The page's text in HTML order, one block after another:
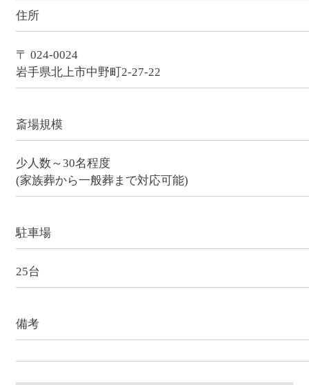
住所
〒 024-0024
岩手県北上市中野町2-27-22
斎場規模
少人数～30名程度
(家族葬から一般葬まで対応可能)
駐車場
25台
備考